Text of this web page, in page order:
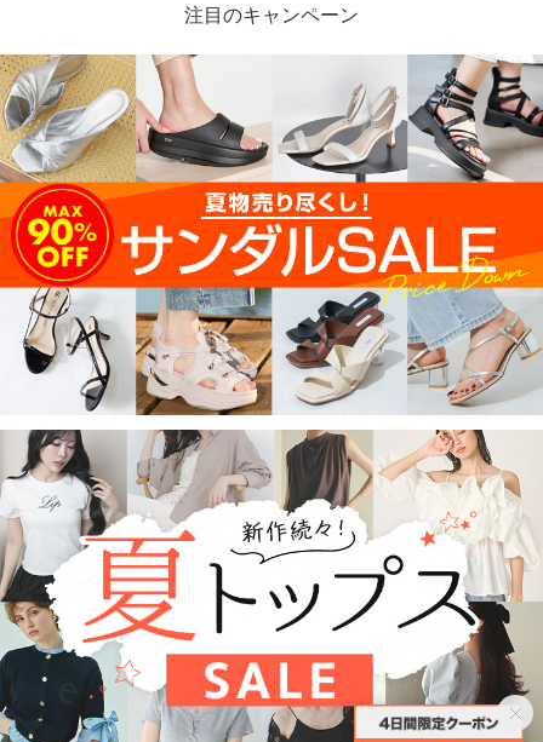
注目のキャンペーン